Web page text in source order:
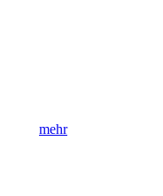
mehr